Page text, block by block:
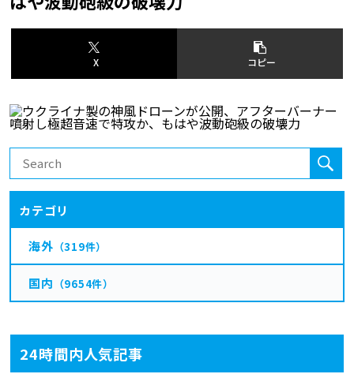
24時間内人気記事
X コピー
カテゴリ
海外 （319件）
国内 （9654件）